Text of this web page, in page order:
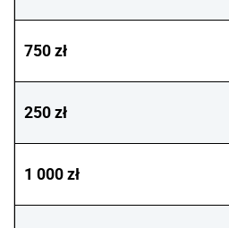
750 zł
250 zł
1 000 zł